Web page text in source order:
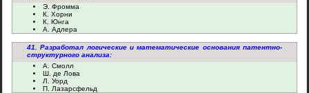
Э. Фромма
К. Хорни
К. Юнга
А. Адлера
41. Разработал логические и математические основания патентно-
структурного анализа:
А. Смолл
Ш. де Лова
Л. Уорд
П. Лазарсфельд